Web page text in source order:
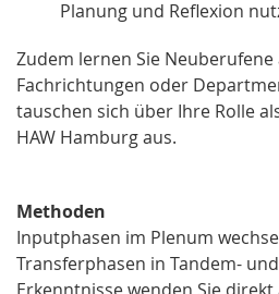
Planung und Reflexion
Zudem lernen Sie
Fachrichtungen oder
tauschen sich über Ihre Rolle
HAW Hamburg aus.
Methoden
Inputphasen im Plenum
Transferphasen in Tandem-
Erkenntnisse wenden Sie direkt